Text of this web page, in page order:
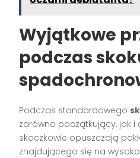
Wyjątkowe
podczas
Podczas standardowego
zarówno początkujący, jak i
skoczkowie opuszczają
znajdującego się na